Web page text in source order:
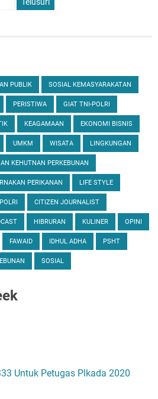
PUBLIK SOSIAL KEMASYARAKATAN
PERISTIWA GIAT TNI-POLRI
KEAGAMAAN EKONOMI BISNIS
UMKM WISATA LINGKUNGAN
KEHUTNAN PERKEBUNAN
PERIKANAN LIFE STYLE
POLRI CITIZEN JOURNALIST
HIBRURAN KULINER OPINI
FAWAID IDHUL ADHA PSHT
SOSIAL
Untuk Petugas Plkada 2020